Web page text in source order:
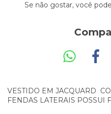
Se não gostar, você
VESTIDO EM JACQUARD
FENDAS LATERAIS POSSUI